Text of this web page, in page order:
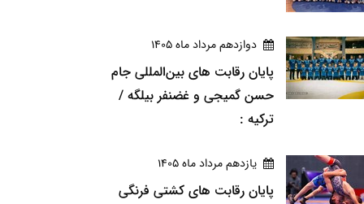
دوازدهم مرداد ماه 1405
پایان رقابت های بین‌المللی جام
حسن گمیجی و غضنفر بیلگه /
ترکیه :
يازدهم مرداد ماه 1405
پایان رقابت های کشتی فرنگی